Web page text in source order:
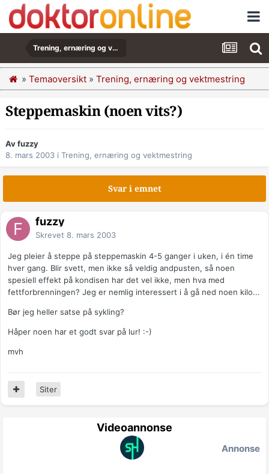
Trening, ernæring og vektmestring
» Temaoversikt » Trening, ernæring og vektmestring
Steppemaskin (noen vits?)
Av fuzzy
8. mars 2003 i Trening, ernæring og vektmestring
Svar i emnet
fuzzy
Skrevet 8. mars 2003
Jeg pleier å steppe på steppemaskin 4-5 ganger i uken, i én time
hver gang. Blir svett, men ikke så veldig andpusten, så noen
spesiell effekt på kondisen har det vel ikke, men hva med
fettforbrenningen? Jeg er nemlig interessert i å gå ned noen kilo...
Bør jeg heller satse på sykling?
Håper noen har et godt svar på lur! :-)
mvh
Siter
Videoannonse
Annonse